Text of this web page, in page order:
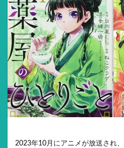
2023年10月にアニメが放送され